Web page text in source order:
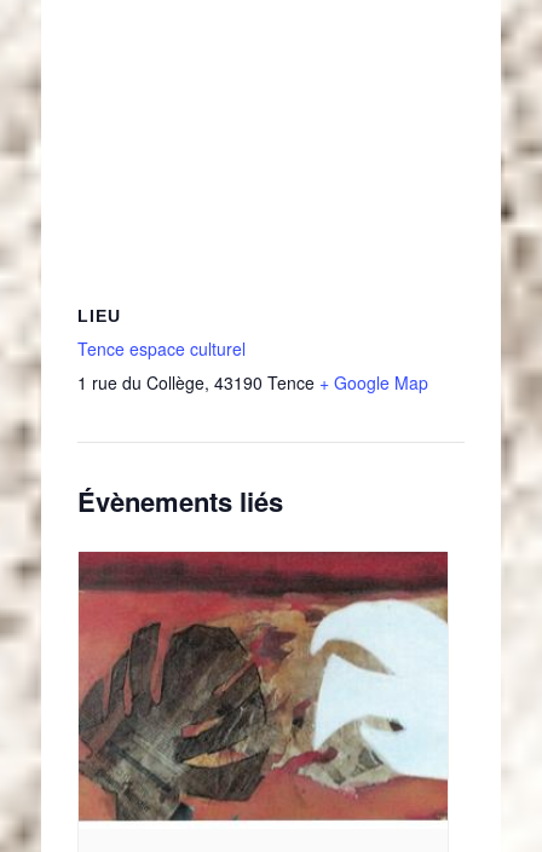
LIEU
Tence espace culturel
1 rue du Collège, 43190 Tence + Google Map
Évènements liés